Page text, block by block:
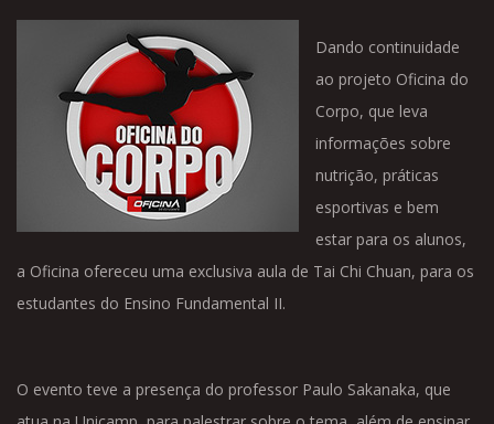
Dando continuidade
ao projeto Oficina do
Corpo, que leva
informações sobre
nutrição, práticas
esportivas e bem
estar para os alunos,
a Oficina ofereceu uma exclusiva aula de Tai Chi Chuan, para os
estudantes do Ensino Fundamental II.
O evento teve a presença do professor Paulo Sakanaka, que